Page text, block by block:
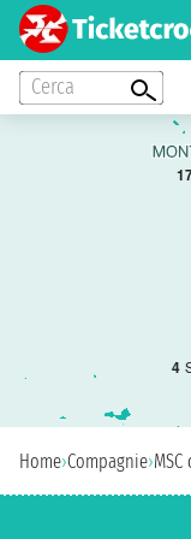
Cerca
1
4
Home›Compagnie›